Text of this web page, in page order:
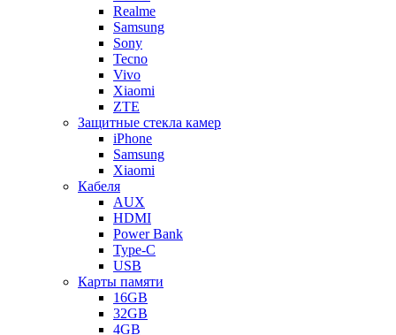
Realme
Samsung
Sony
Tecno
Vivo
Xiaomi
ZTE
Защитные стекла камер
iPhone
Samsung
Xiaomi
Кабеля
AUX
HDMI
Power Bank
Type-C
USB
Карты памяти
16GB
32GB
4GB